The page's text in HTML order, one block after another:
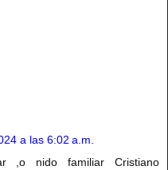
a las 6:02 a.m.
,o nido familiar Cristiano